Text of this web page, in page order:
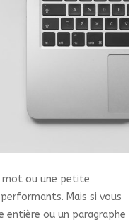
mot ou une petite
Mais si vous
entière ou un paragraphe